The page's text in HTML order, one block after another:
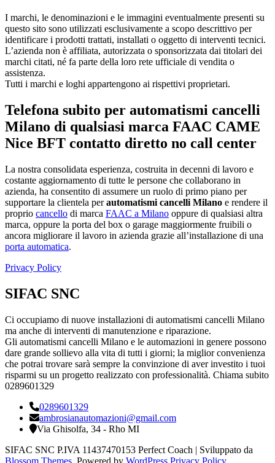
I marchi, le denominazioni e le immagini eventualmente presenti su
questo sito sono utilizzati esclusivamente a scopo descrittivo per
identificare i prodotti trattati, installati o oggetto di interventi tecnici.
L’azienda non è affiliata, autorizzata o sponsorizzata dai titolari dei
marchi citati, né fa parte della loro rete ufficiale di vendita o
assistenza.
Tutti i marchi e loghi appartengono ai rispettivi proprietari.
Telefona subito per automatismi cancelli
Milano di qualsiasi marca FAAC CAME
Nice BFT contatto diretto no call center
La nostra consolidata esperienza, costruita in decenni di lavoro e
costante aggiornamento di tutte le persone che collaborano in
azienda, ha consentito di assumere un ruolo di primo piano per
supportare la clientela perautomatismi cancelli Milano e rendere il
proprio cancello di marca FAAC a Milano oppure di qualsiasi altra
marca, oppure la porta del box o garage maggiormente fruibili o
ancora migliorare il lavoro in azienda grazie all’installazione di una
porta automatica.
Privacy Policy
SIFAC SNC
Ci occupiamo di nuove installazioni di automatismi cancelli Milano
ma anche di interventi di manutenzione e riparazione.
Gli automatismi cancelli Milano e le automazioni in genere possono
dare grande sollievo alla vita di tutti i giorni; la miglior convenienza
che potrai trovare sarà sempre la convinzione di aver investito i tuoi
risparmi su un progetto realizzato con professionalità. Chiama subito
0289601329
0289601329
ambrosianautomazioni@gmail.com
Via Ghisolfa, 34 - Rho MI
SIFAC SNC P.IVA 11437470153 Perfect Coach | Sviluppato da
Blossom Themes . Powered by WordPress Privacy Policy